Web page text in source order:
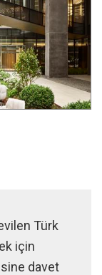
Türk
için
davet